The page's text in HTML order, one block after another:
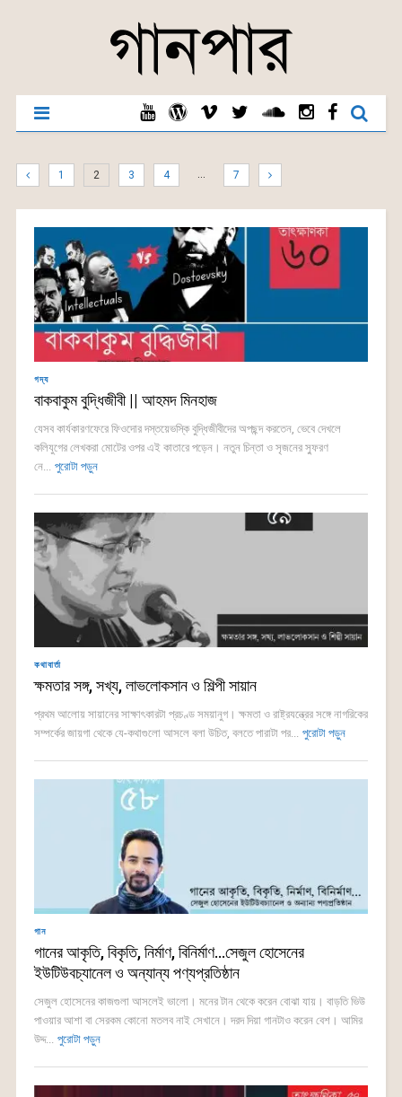
1 2 3 4 … 7
গদ্য
বাকবাকুম বুদ্ধিজীবী || আহমদ মিনহাজ
যেসব কার্যকারণফেরে ফিওদোর দস্তয়েভস্কি বুদ্ধিজীবীদের অপছন্দ করতেন, ভেবে দেখলে
কলিযুগের লেখকরা মোটের ওপর এই কাতারে পড়েন। নতুন চিন্তা ও সৃজনের স্ফুরণ
নে... পুরোটা পড়ুন
কথাবার্তা
ক্ষমতার সঙ্গ, সখ্য, লাভলোকসান ও শিল্পী সায়ান
প্রথম আলোয় সায়ানের সাক্ষাৎকারটা প্রচণ্ড সময়ানুগ। ক্ষমতা ও রাষ্ট্রযন্ত্রের সঙ্গে নাগরিকের
সম্পর্কের জায়গা থেকে যে-কথাগুলো আসলে বলা উচিত, বলতে পারাটা পর... পুরোটা পড়ুন
গান
গানের আকৃতি, বিকৃতি, নির্মাণ, বিনির্মাণ…সেজুল হোসেনের
ইউটিউবচ্যানেল ও অন্যান্য পণ্যপ্রতিষ্ঠান
সেজুল হোসেনের কাজগুলা আসলেই ভালো। মনের টান থেকে করেন বোঝা যায়। বাড়তি ভিউ
পাওয়ার আশা বা সেরকম কোনো মতলব নাই সেখানে। দরদ দিয়া গানটাও করেন বেশ। আমির
উদ্দ... পুরোটা পড়ুন